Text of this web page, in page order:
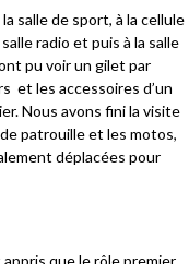
salle de sport, à la cellule
radio et puis à la salle
pu voir un gilet par
et les accessoires d’un
Nous avons fini la visite
patrouille et les motos,
déplacées pour
que le rôle premier